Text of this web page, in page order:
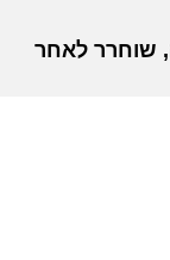
שוחרר לאחר